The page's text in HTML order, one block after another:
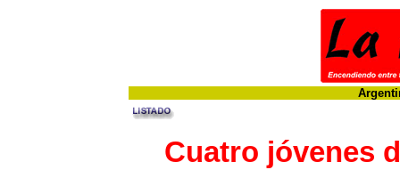
Cuatro jóvenes